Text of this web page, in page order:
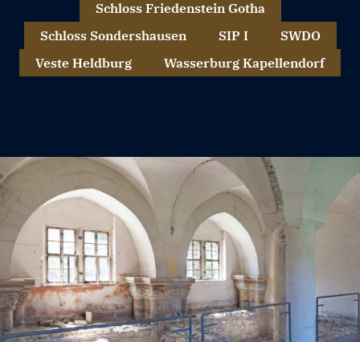
Schloss Friedenstein Gotha
Schloss Sondershausen
SIP I
SWDO
Veste Heldburg
Wasserburg Kapellendorf